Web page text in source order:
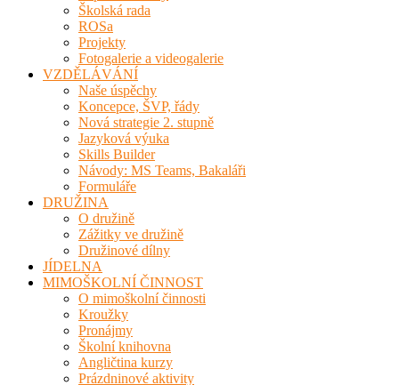
Školská rada
ROSa
Projekty
Fotogalerie a videogalerie
VZDĚLÁVÁNÍ
Naše úspěchy
Koncepce, ŠVP, řády
Nová strategie 2. stupně
Jazyková výuka
Skills Builder
Návody: MS Teams, Bakaláři
Formuláře
DRUŽINA
O družině
Zážitky ve družině
Družinové dílny
JÍDELNA
MIMOŠKOLNÍ ČINNOST
O mimoškolní činnosti
Kroužky
Pronájmy
Školní knihovna
Angličtina kurzy
Prázdninové aktivity